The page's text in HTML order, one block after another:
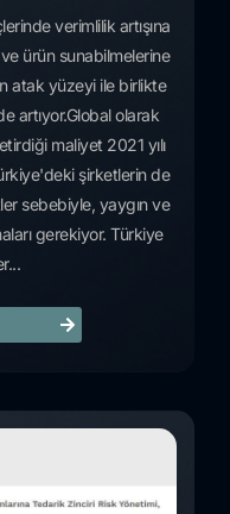
verimlilik artışına
ürün sunabilmelerine
atak yüzeyi ile birlikte
artıyor.Global olarak
maliyet 2021 yılı
şirketlerin de
sebebiyle, yaygın ve
gerekiyor. Türkiye